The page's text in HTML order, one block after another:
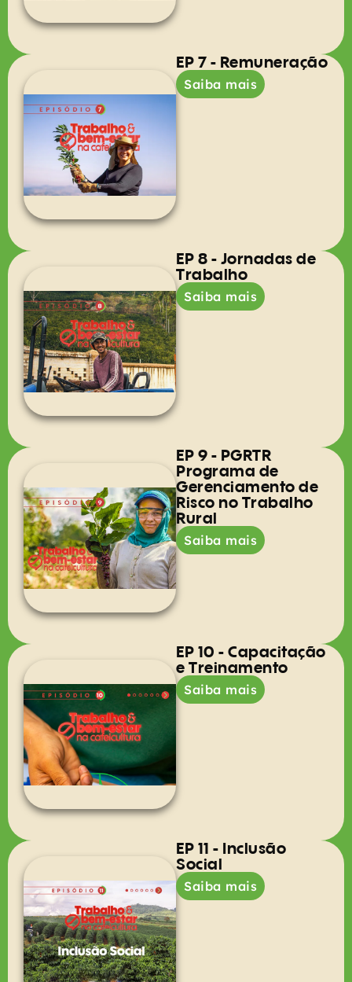
EP 7 - Remuneração
Saiba mais
EP 8 - Jornadas de
Trabalho
Saiba mais
EP 9 - PGRTR
Programa de
Gerenciamento de
Risco no Trabalho
Rural
Saiba mais
EP 10 - Capacitação
e Treinamento
Saiba mais
EP 11 - Inclusão
Social
Saiba mais